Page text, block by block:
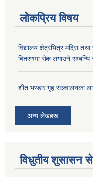
लोकप्रिय विषय
विद्यालय क्षेत्रभित्र मदिरा
वितरणमा रोक लगाउने
शीत भण्डार गृह सञ्चालनका
अन्य लेखहरू
विधुतीय शुसासन